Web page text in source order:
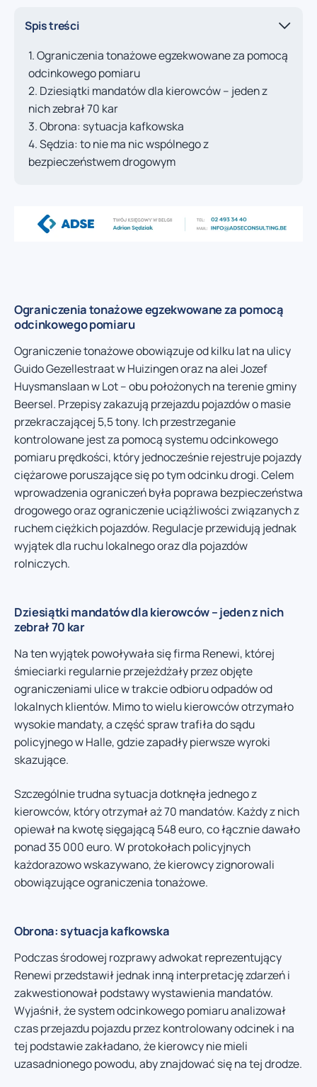
Spis treści
Ograniczenia tonażowe egzekwowane za pomocą
odcinkowego pomiaru
Dziesiątki mandatów dla kierowców – jeden z
nich zebrał 70 kar
Obrona: sytuacja kafkowska
Sędzia: to nie ma nic wspólnego z
bezpieczeństwem drogowym
Ograniczenia tonażowe egzekwowane za pomocą
odcinkowego pomiaru
Ograniczenie tonażowe obowiązuje od kilku lat na ulicy
Guido Gezellestraat w Huizingen oraz na alei Jozef
Huysmanslaan w Lot – obu położonych na terenie gminy
Beersel. Przepisy zakazują przejazdu pojazdów o masie
przekraczającej 5,5 tony. Ich przestrzeganie
kontrolowane jest za pomocą systemu odcinkowego
pomiaru prędkości, który jednocześnie rejestruje pojazdy
ciężarowe poruszające się po tym odcinku drogi. Celem
wprowadzenia ograniczeń była poprawa bezpieczeństwa
drogowego oraz ograniczenie uciążliwości związanych z
ruchem ciężkich pojazdów. Regulacje przewidują jednak
wyjątek dla ruchu lokalnego oraz dla pojazdów
rolniczych.
Dziesiątki mandatów dla kierowców – jeden z nich
zebrał 70 kar
Na ten wyjątek powoływała się firma Renewi, której
śmieciarki regularnie przejeżdżały przez objęte
ograniczeniami ulice w trakcie odbioru odpadów od
lokalnych klientów. Mimo to wielu kierowców otrzymało
wysokie mandaty, a część spraw trafiła do sądu
policyjnego w Halle, gdzie zapadły pierwsze wyroki
skazujące.
Szczególnie trudna sytuacja dotknęła jednego z
kierowców, który otrzymał aż 70 mandatów. Każdy z nich
opiewał na kwotę sięgającą 548 euro, co łącznie dawało
ponad 35 000 euro. W protokołach policyjnych
każdorazowo wskazywano, że kierowcy zignorowali
obowiązujące ograniczenia tonażowe.
Obrona: sytuacja kafkowska
Podczas środowej rozprawy adwokat reprezentujący
Renewi przedstawił jednak inną interpretację zdarzeń i
zakwestionował podstawy wystawienia mandatów.
Wyjaśnił, że system odcinkowego pomiaru analizował
czas przejazdu pojazdu przez kontrolowany odcinek i na
tej podstawie zakładano, że kierowcy nie mieli
uzasadnionego powodu, aby znajdować się na tej drodze.